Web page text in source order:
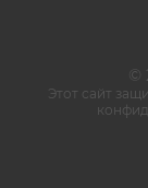
©
Этот сайт